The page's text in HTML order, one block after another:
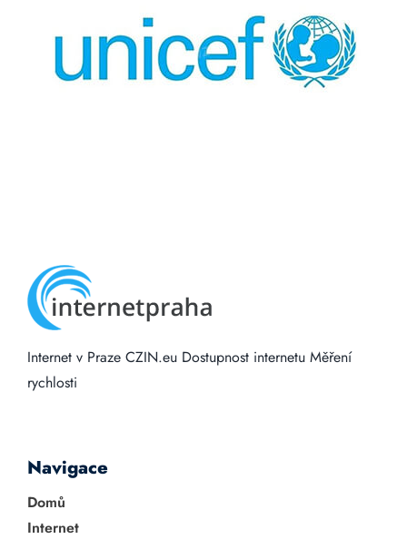
Internet v Praze CZIN.eu Dostupnost internetu Měření
rychlosti
Navigace
Domů
Internet